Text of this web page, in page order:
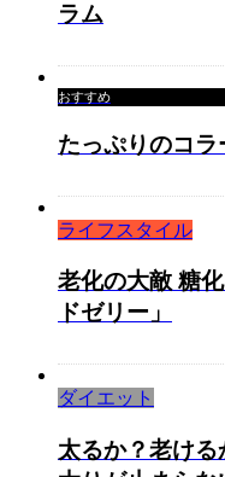
ラム
おすすめ
たっぷりのコ
ライフスタイル
老化の大敵 糖
ドゼリー」
ダイエット
太るか？老け